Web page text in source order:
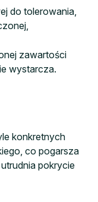
do tolerowania,
zawartości
wystarcza.
konkretnych
co pogarsza
pokrycie